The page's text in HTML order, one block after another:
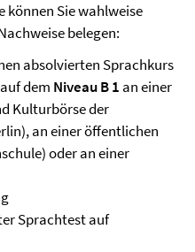
können Sie wahlweise
belegen:
absolvierten Sprachkurs
dem Niveau B 1 an einer
Kulturbörse der
an einer öffentlichen
oder an einer
Sprachtest auf